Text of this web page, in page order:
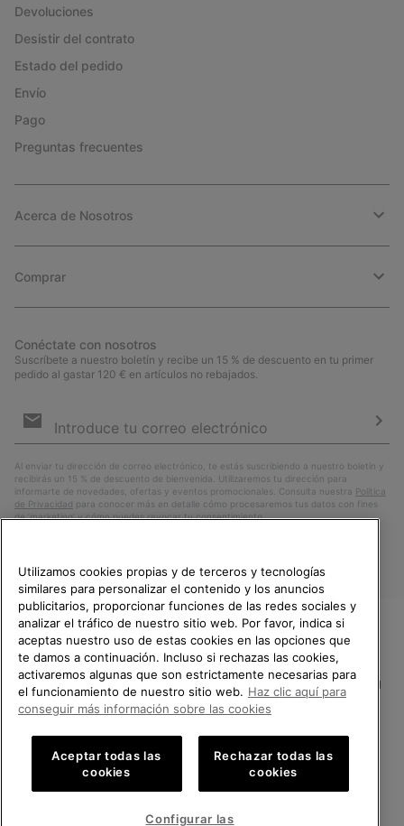
Devoluciones
Desistir del contrato
Estado del pedido
Envío
Pago
Preguntas frecuentes
Acerca de Nosotros
Comprar
Conéctate con nosotros
Suscríbete a nuestro boletín y recibe un 15 % de descuento en tu primer
pedido al gastar 120 € en artículos no rebajados.
de
Al enviar tu dirección de correo electrónico, te estás suscribiendo a nuestro boletín y
recibirás un 15 % de descuento de bienvenida. Utilizaremos tu dirección para
informarte de novedades, ofertas y eventos promocionales. Consulta nuestra Política
de Privacidad para conocer más en detalle cómo procesaremos tus datos con fines
de ’marketing’ y cómo puedes revocar tu consentimiento.
España
Política de Privacidad Condiciones De Uso Terminos de Venta
Cookies Impressum Public CBCR
Servicio al cliente: Lu. - Vi. de 9:00 a 13:00 y de 14:00 a 18:00
TE DAMOS LA BIENVENIDA A
SOREL.
POR FAVOR, SELECCIONA TU
PAÍS.
Compras en línea disponibles
United States
Utilizamos cookies propias y de terceros y tecnologías
similares para personalizar el contenido y los anuncios
publicitarios, proporcionar funciones de las redes sociales y
analizar el tráfico de nuestro sitio web. Por favor, indica si
aceptas nuestro uso de estas cookies en las opciones que
te damos a continuación. Incluso si rechazas las cookies,
activaremos algunas que son estrictamente necesarias para
el funcionamiento de nuestro sitio web. Haz clic aquí para
conseguir más información sobre las cookies
Aceptar todas las
cookies
Rechazar todas las
cookies
Configurar las